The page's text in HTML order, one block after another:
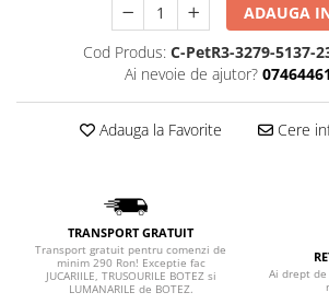
ADAUGA
Cod Produs: C-PetR3-3279-5137-
Ai nevoie de ajutor?
Adauga la Favorite Cere
TRANSPORT GRATUIT
Transport gratuit pentru comenzi de
minim 290 Ron! Exceptie fac
JUCARIILE, TRUSOURILE BOTEZ si
LUMANARILE de BOTEZ.
Ai drept